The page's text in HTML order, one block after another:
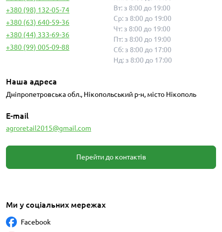
+380 (98) 132-05-74
+380 (63) 640-59-36
+380 (44) 333-69-36
+380 (99) 005-09-88
Вт: з 8:00 до 19:00
Ср: з 8:00 до 19:00
Чт: з 8:00 до 19:00
Пт: з 8:00 до 19:00
Сб: з 8:00 до 17:00
Нд: з 8:00 до 17:00
Наша адреса
Дніпропетровська обл., Нікопольський р-н, місто Нікополь
E-mail
agroretail2015@gmail.com
Перейти до контактів
Ми у соціальних мережах
Facebook